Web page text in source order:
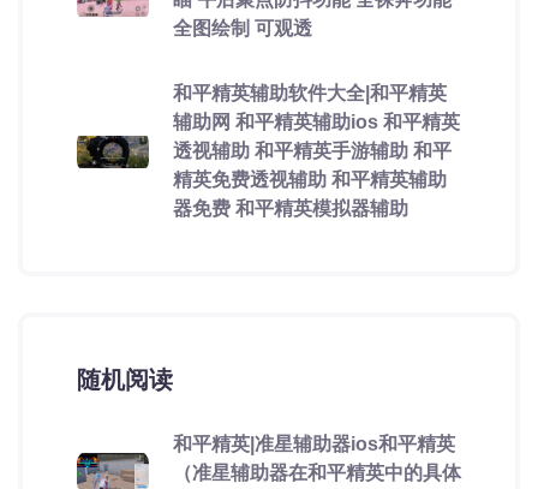
全图绘制 可观透
和平精英辅助软件大全|和平精英
辅助网 和平精英辅助ios 和平精英
透视辅助 和平精英手游辅助 和平
精英免费透视辅助 和平精英辅助
器免费 和平精英模拟器辅助
随机阅读
和平精英|准星辅助器ios和平精英
（准星辅助器在和平精英中的具体